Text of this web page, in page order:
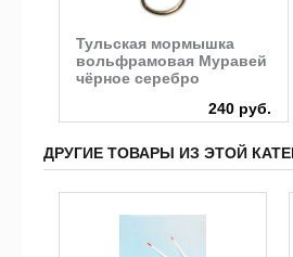
Тульская мормышка
вольфрамовая Муравей
чёрное серебро
240 руб.
ДРУГИЕ ТОВАРЫ ИЗ ЭТОЙ